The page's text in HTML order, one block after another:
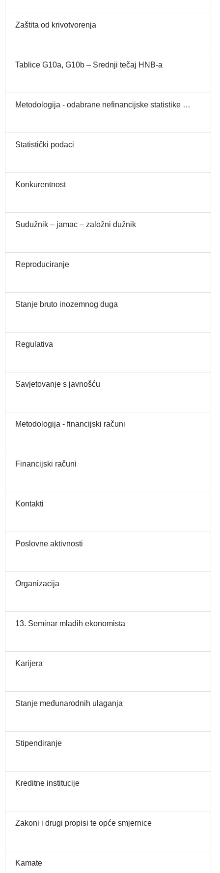
Zaštita od krivotvorenja
Tablice G10a, G10b – Srednji tečaj HNB-a
Metodologija - odabrane nefinancijske statistike - indeksi cijena
Statistički podaci
Konkurentnost
Sudužnik – jamac – založni dužnik
Reproduciranje
Stanje bruto inozemnog duga
Regulativa
Savjetovanje s javnošću
Metodologija - financijski računi
Financijski računi
Kontakti
Poslovne aktivnosti
Organizacija
13. Seminar mladih ekonomista
Karijera
Stanje međunarodnih ulaganja
Stipendiranje
Kreditne institucije
Zakoni i drugi propisi te opće smjernice
Kamate